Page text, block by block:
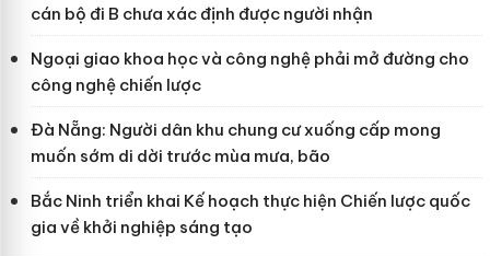
cán bộ đi B chưa xác định được người nhận
Ngoại giao khoa học và công nghệ phải mở đường cho
công nghệ chiến lược
Đà Nẵng: Người dân khu chung cư xuống cấp mong
muốn sớm di dời trước mùa mưa, bão
Bắc Ninh triển khai Kế hoạch thực hiện Chiến lược quốc
gia về khởi nghiệp sáng tạo